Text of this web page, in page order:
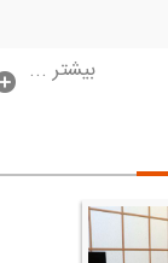
بیشتر ...